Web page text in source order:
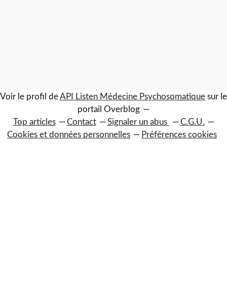
Voir le profil deAPI Listen Médecine Psychosomatique sur le
portail Overblog
Top articles
Contact Signaler un abus
C.G.U.
Cookies et données personnelles
Préférences cookies